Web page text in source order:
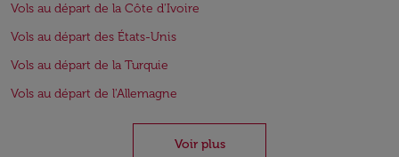
Vols au départ de la Côte d'Ivoire
Vols au départ des États-Unis
Vols au départ de la Turquie
Vols au départ de l'Allemagne
Voir plus